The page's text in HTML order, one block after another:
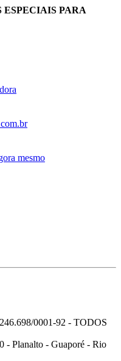
ESPECIAIS PARA
mesmo
0001-92 - TODOS
- Planalto - Guaporé - Rio